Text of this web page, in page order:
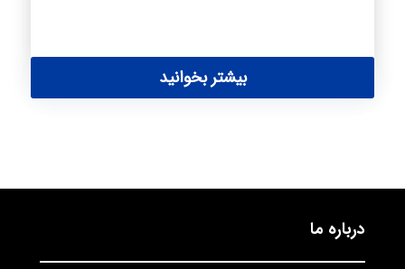
بیشتر بخوانید
درباره ما